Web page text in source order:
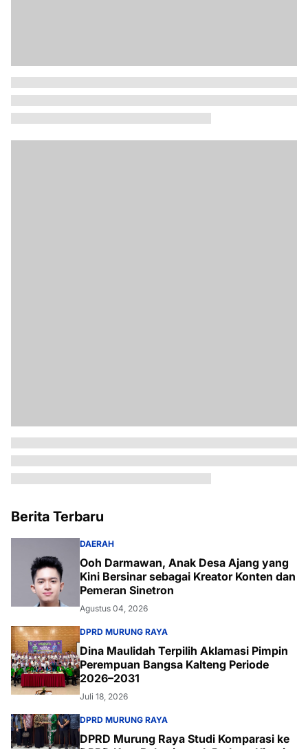
Berita Terbaru
DAERAH
Ooh Darmawan, Anak Desa Ajang yang
Kini Bersinar sebagai Kreator Konten dan
Pemeran Sinetron
Agustus 04, 2026
DPRD MURUNG RAYA
Dina Maulidah Terpilih Aklamasi Pimpin
Perempuan Bangsa Kalteng Periode
2026–2031
Juli 18, 2026
DPRD MURUNG RAYA
DPRD Murung Raya Studi Komparasi ke